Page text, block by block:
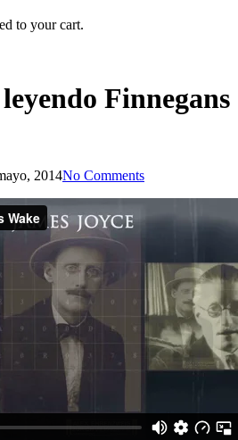
to your cart.
Finnegans
2014No Comments